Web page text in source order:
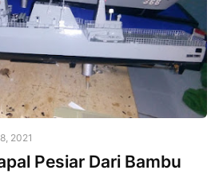
2021
Pesiar Dari Bambu